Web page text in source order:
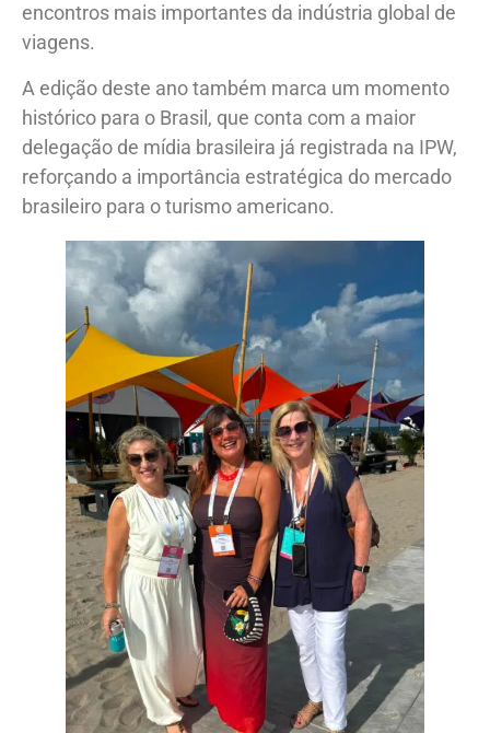
encontros mais importantes da indústria global de
viagens.
A edição deste ano também marca um momento
histórico para o Brasil, que conta com a maior
delegação de mídia brasileira já registrada na IPW,
reforçando a importância estratégica do mercado
brasileiro para o turismo americano.